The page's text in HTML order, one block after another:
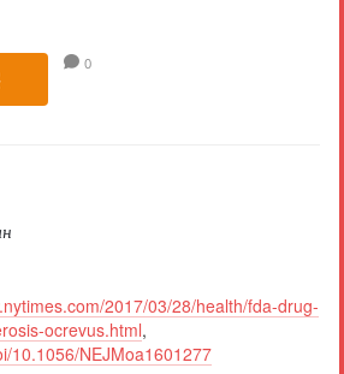
0
2017/03/28/health/fda-drug-
ocrevus.html,
10.1056/NEJMoa1601277